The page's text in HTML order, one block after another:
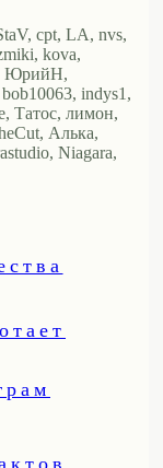
cpt, LA, nvs,
kova,
ЮрийН,
indys1,
Татос, лимон,
Алька,
Niagara,